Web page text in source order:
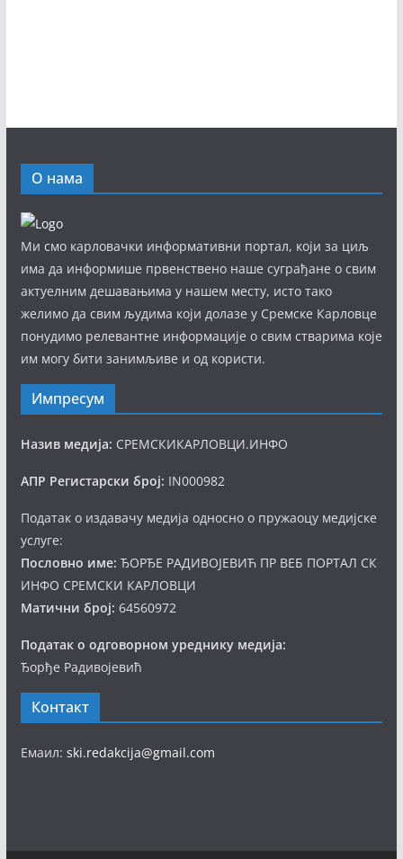
О нама
Ми смо карловачки информативни портал, који за циљ
има да информише првенствено наше суграђане о свим
актуелним дешавањима у нашем месту, исто тако
желимо да свим људима који долазе у Сремске Карловце
понудимо релевантне информације о свим стварима које
им могу бити занимљиве и од користи.
Импресум
Назив медија: СРЕМСКИКАРЛОВЦИ.ИНФО
АПР Регистарски број: IN000982
Податак о издавачу медија односно о пружаоцу медијске
услуге:
Пословно име: ЂОРЂЕ РАДИВОЈЕВИЋ ПР ВЕБ ПОРТАЛ СК
ИНФО СРЕМСКИ КАРЛОВЦИ
Матични број: 64560972
Податак о одговорном уреднику медија:
Ђорђе Радивојевић
Контакт
Емаил: ski.redakcija@gmail.com